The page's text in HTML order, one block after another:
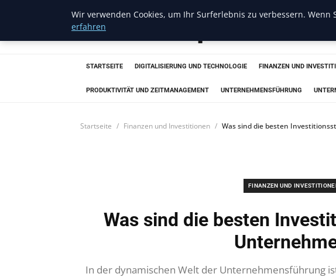
Amazon Aquatics
STARTSEITE DIGITALISIERUNG UND TECHNOLOGIE FINANZEN UND
PRODUKTIVITÄT UND ZEITMANAGEMENT UNTERNEHMENSFÜHRUNG
Startseite Finanzen und Investitionen Was sind die besten
FINANZEN UND
Was sind die besten
In der dynamischen Welt der Unternehmensführung
Wir verwenden Cookies, um Ihr Surferlebnis zu verbessern.
erfahren